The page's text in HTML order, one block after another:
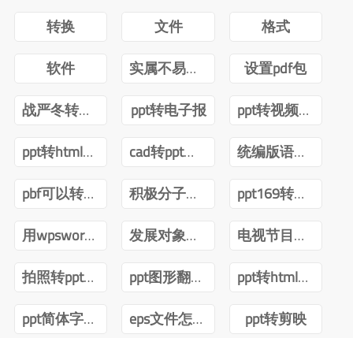
转换 文件
格式
软件
实属不易牛转乾坤图片抖音
设置pdf包
战严冬转观念ppt
ppt转电子报
ppt转视频互转
ppt转html技术
cad转ppt可以吗
统编版语文四年级下册电子课本pdf
pbf可以转ppt吗
积极分子转预备党员ppt
ppt169转成43怎么内容排版不变
用wpsword转ppt
发展对象转预备党员答辩ppt
电视节目导播郑月pdf
拍照转ppt安卓
ppt图形翻转内容不转
ppt转html前端
ppt简体字转繁体字全篇
eps文件怎么转ppt
ppt转剪映